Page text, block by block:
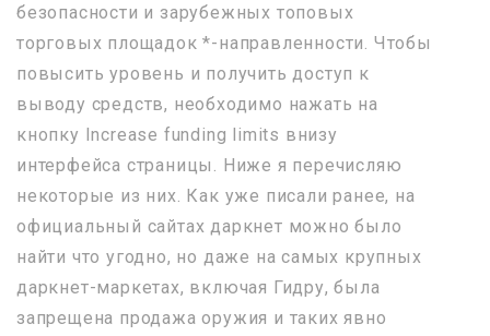
безопасности и зарубежных топовых
торговых площадок *-направленности. Чтобы
повысить уровень и получить доступ к
выводу средств, необходимо нажать на
кнопку Increase funding limits внизу
интерфейса страницы. Ниже я перечисляю
некоторые из них. Как уже писали ранее, на
официальный сайтах даркнет можно было
найти что угодно, но даже на самых крупных
даркнет-маркетах, включая Гидру, была
запрещена продажа оружия и таких явно